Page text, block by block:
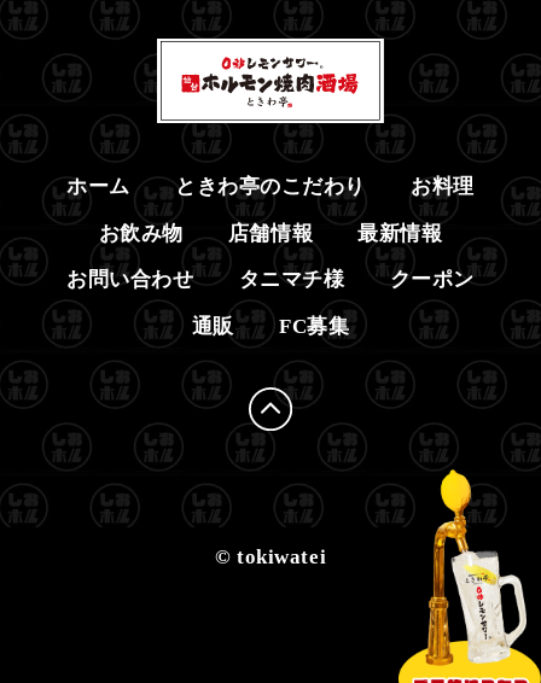
ホーム ときわ亭のこだわり お料理
お飲み物 店舗情報 最新情報
お問い合わせ タニマチ様 クーポン
通販 FC募集
© tokiwatei